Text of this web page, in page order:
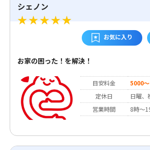
シェノン
お気に入り
お家の困った！を解決！
目安料金
5000〜
定休日
日曜、
営業時間
8時〜